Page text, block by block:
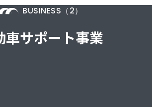
BUSINESS（2）
車サポート事業